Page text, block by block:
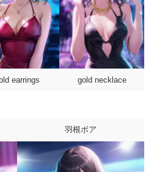
earrings gold necklace
羽根ボア